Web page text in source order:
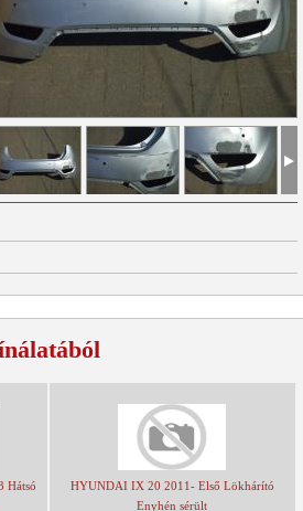
Hátsó
HYUNDAI IX 20 2011- Első Lökhárító
Enyhén sérült